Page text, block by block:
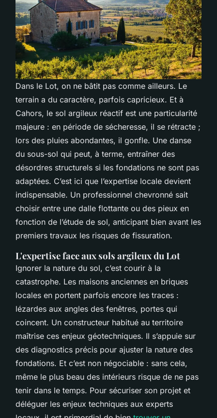
Dans le Lot, on ne bâtit pas comme ailleurs. Le
terrain a du caractère, parfois capricieux. Et à
Cahors, le sol argileux réactif est une particularité
majeure : en période de sécheresse, il se rétracte ;
lors des pluies abondantes, il gonfle. Une danse
du sous-sol qui peut, à terme, entraîner des
désordres structurels si les fondations ne sont pas
adaptées. C’est ici que l’expertise locale devient
indispensable. Un professionnel chevronné sait
choisir entre une dalle flottante ou des pieux en
fonction de l’étude de sol, anticipant bien avant les
premiers travaux les risques de fissuration.
L'expertise face aux sols argileux du Lot
Ignorer la nature du sol, c’est courir à la
catastrophe. Les maisons anciennes en briques
locales en portent parfois encore les traces :
lézardes aux angles des fenêtres, portes qui
coincent. Un constructeur habitué au territoire
maîtrise ces enjeux géotechniques. Il s’appuie sur
des diagnostics précis pour ajuster la nature des
fondations. Et c’est non négociable : sans cela,
même le plus beau des intérieurs risque de ne pas
tenir dans le temps. Pour sécuriser son projet et
déléguer les enjeux techniques aux experts